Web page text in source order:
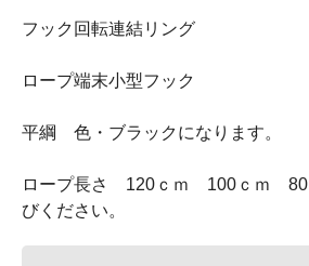
フック回転連結リング
ロープ端末小型フック
平綱 色・ブラックになります。
ロープ長さ 120ｃｍ 100ｃｍ 80
びください。